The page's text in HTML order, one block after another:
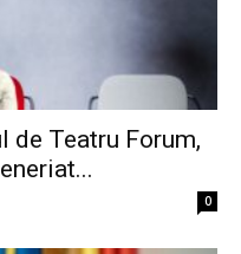
de Teatru Forum,
0